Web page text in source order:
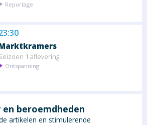
Reportage
1 aflevering
Ontspanning
beroemdheden
artikelen en stimulerende